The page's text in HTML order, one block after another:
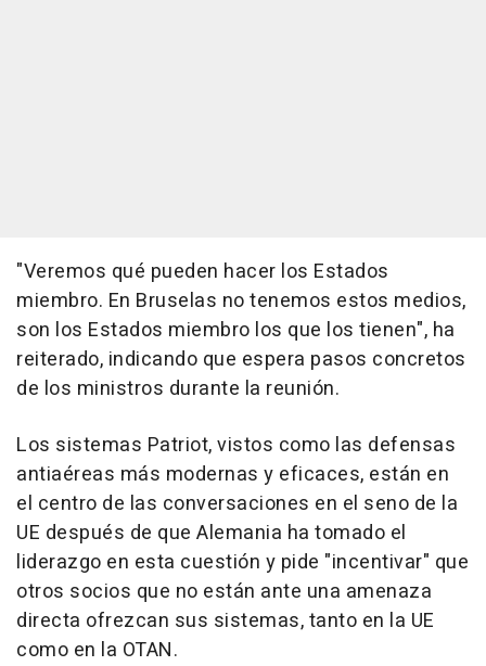
"Veremos qué pueden hacer los Estados
miembro. En Bruselas no tenemos estos medios,
son los Estados miembro los que los tienen", ha
reiterado, indicando que espera pasos concretos
de los ministros durante la reunión.
Los sistemas Patriot, vistos como las defensas
antiaéreas más modernas y eficaces, están en
el centro de las conversaciones en el seno de la
UE después de que Alemania ha tomado el
liderazgo en esta cuestión y pide "incentivar" que
otros socios que no están ante una amenaza
directa ofrezcan sus sistemas, tanto en la UE
como en la OTAN.